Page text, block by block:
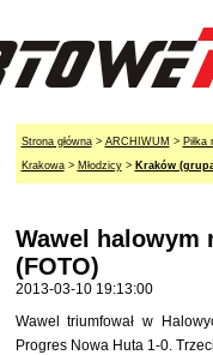
Strona główna> ARCHIWUM > Piłka
Krakowa> Młodzicy> Kraków
Wawel halowym
(FOTO)
2013-03-10 19:13:00
Wawel triumfował w
Progres Nowa Huta 1-0.